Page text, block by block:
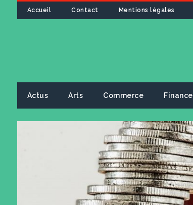
Accueil Contact Mentions légales
Actus Arts Commerce Finance